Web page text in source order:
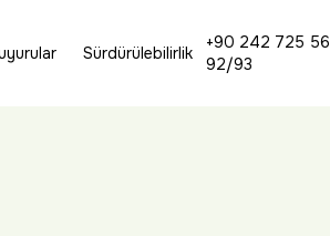
Sürdürülebilirlik
+90 242 725 56
92/93